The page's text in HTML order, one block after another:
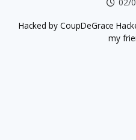
Hacked by CoupDeGrace
my